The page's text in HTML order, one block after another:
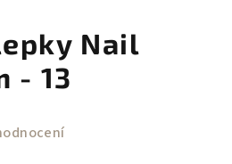
Nail
- 13